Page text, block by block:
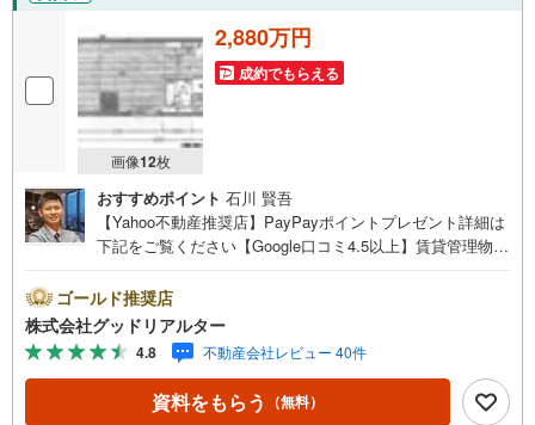
画像12枚
2,880万円
成約でもらえる
おすすめポイント 石川 賢吾
【Yahoo不動産推奨店】PayPayポイントプレゼント詳細は
下記をご覧ください【Google口コミ4.5以上】賃貸管理物件
介です。投資用マンションを購入する際、最大のリスクは
空室リスクです。利回りがいくら高かろうとも、空室が続
いてしまえば、絵に描いた餅になってしまいます。弊社で
ご紹介するマンションは、人気エリアのお薦め物件はもち
ろんのこと、エリアのニーズに合った人気のお部屋等、賃
貸営業経験スタッフの培ってきた知識と経験を基に物件を
ゴールド推奨店
株式会社グッドリアルター
4.8 不動産会社レビュー 40件
資料をもらう （無料）